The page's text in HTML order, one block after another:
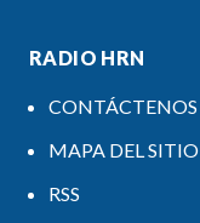
RADIO HRN
CONTÁCTENOS
MAPA DEL SITIO
RSS